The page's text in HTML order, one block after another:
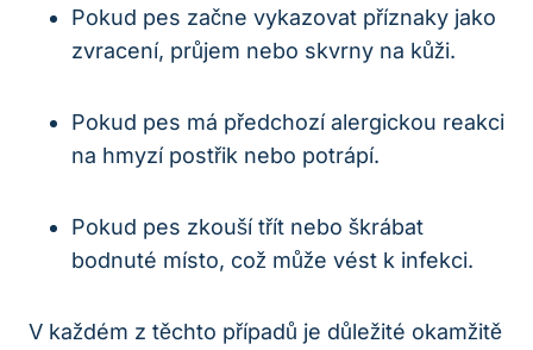
Pokud pes začne vykazovat příznaky jako
zvracení, průjem nebo skvrny na kůži.
Pokud pes má předchozí alergickou reakci
na hmyzí postřik nebo potrápí.
Pokud pes zkouší třít nebo škrábat
bodnuté místo, což může vést k infekci.
V každém z těchto případů je důležité okamžitě